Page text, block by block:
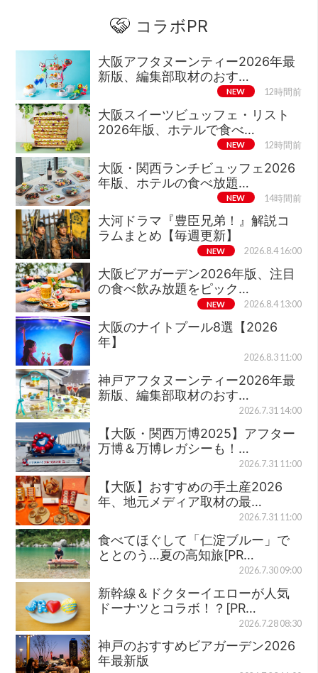
コラボPR
大阪アフタヌーンティー2026年最
新版、編集部取材のおす…
NEW 12時間前
大阪スイーツビュッフェ・リスト
2026年版、ホテルで食べ…
NEW 12時間前
大阪・関西ランチビュッフェ2026
年版、ホテルの食べ放題…
NEW 14時間前
大河ドラマ『豊臣兄弟！』解説コ
ラムまとめ【毎週更新】
NEW 2026.8.4 16:00
大阪ビアガーデン2026年版、注目
の食べ飲み放題をピック…
NEW 2026.8.4 13:00
大阪のナイトプール8選【2026
年】
2026.8.3 11:00
神戸アフタヌーンティー2026年最
新版、編集部取材のおす…
2026.7.31 14:00
【大阪・関西万博2025】アフター
万博＆万博レガシーも！…
2026.7.31 11:00
【大阪】おすすめの手土産2026
年、地元メディア取材の最…
2026.7.31 11:00
食べてほぐして「仁淀ブルー」で
ととのう…夏の高知旅[PR…
2026.7.30 09:00
新幹線＆ドクターイエローが人気
ドーナツとコラボ！？[PR…
2026.7.28 08:30
神戸のおすすめビアガーデン2026
年最新版